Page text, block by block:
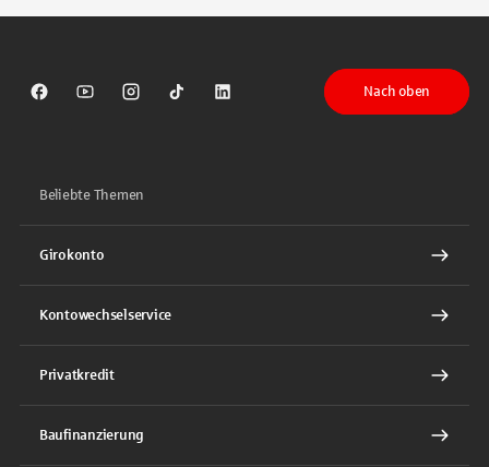
Sparkasse auf Facebook
Sparkasse auf Youtube
Sparkasse auf Instagram
Sparkasse auf TikTok
Sparkasse auf LinkedIn
Nach oben
Beliebte Themen
Girokonto
Kontowechselservice
Privatkredit
Baufinanzierung